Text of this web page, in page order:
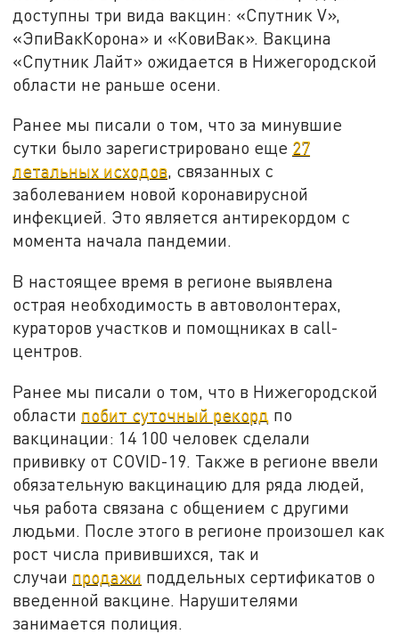
доступны три вида вакцин: «Спутник V»,
«ЭпиВакКорона» и «КовиВак». Вакцина
«Спутник Лайт» ожидается в Нижегородской
области не раньше осени.
Ранее мы писали о том, что за минувшие
сутки было зарегистрировано еще 27
летальных исходов, связанных с
заболеванием новой коронавирусной
инфекцией. Это является антирекордом с
момента начала пандемии.
В настоящее время в регионе выявлена
острая необходимость в автоволонтерах,
кураторов участков и помощниках в call-
центров.
Ранее мы писали о том, что в Нижегородской
области побит суточный рекорд по
вакцинации: 14 100 человек сделали
прививку от COVID-19. Также в регионе ввели
обязательную вакцинацию для ряда людей,
чья работа связана с общением с другими
людьми. После этого в регионе произошел как
рост числа привившихся, так и
случаи продажи поддельных сертификатов о
введенной вакцине. Нарушителями
занимается полиция.